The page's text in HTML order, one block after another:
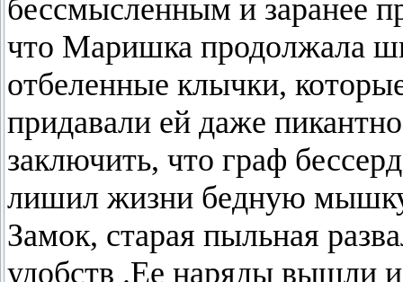
бессмысленным и заранее
что Маришка продолжала
отбеленные клычки,
придавали ей даже
заключить, что граф
лишил жизни бедную
Замок, старая пыльная
удобств .Ее наряды вышли